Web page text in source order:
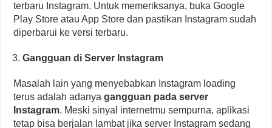
terbaru Instagram. Untuk memeriksanya, buka Google
Play Store atau App Store dan pastikan Instagram sudah
diperbarui ke versi terbaru.
Gangguan di Server Instagram
Masalah lain yang menyebabkan Instagram loading
terus adalah adanyagangguan pada server
Instagram. Meski sinyal internetmu sempurna, aplikasi
tetap bisa berjalan lambat jika server Instagram sedang